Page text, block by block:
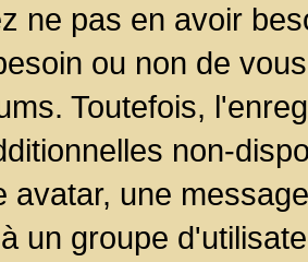
ne pas en avoir
ou non de
Toutefois,
non-
avatar, une
un groupe